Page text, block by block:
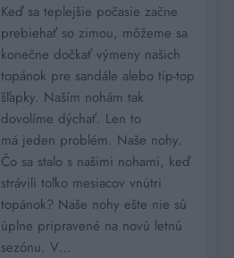
Keď sa teplejšie počasie začne
prebiehať so zimou, môžeme sa
konečne dočkať výmeny našich
topánok pre sandále alebo tip-top
šľapky. Naším nohám tak
dovolíme dýchať. Len to
má jeden problém. Naše nohy.
Čo sa stalo s našimi nohami, keď
strávili toľko mesiacov vnútri
topánok? Naše nohy ešte nie sú
úplne pripravené na novú letnú
sezónu. V…